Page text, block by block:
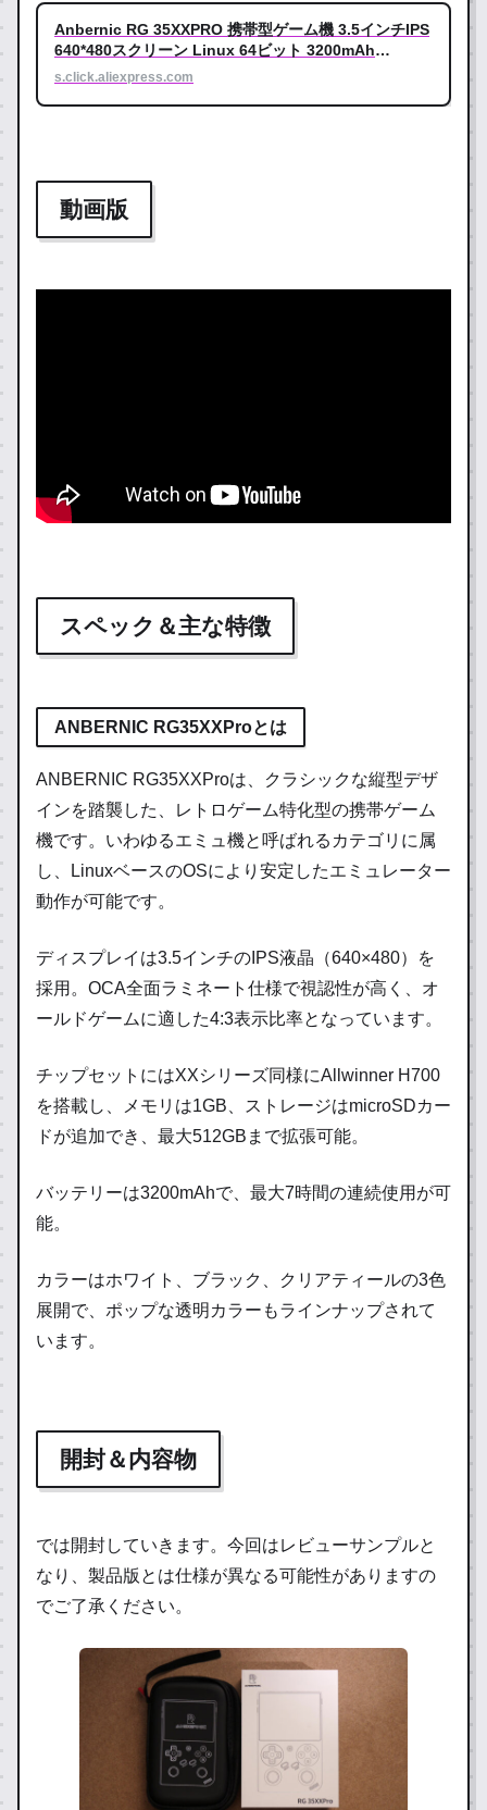
Anbernic RG 35XXPRO 携帯型ゲーム機 3.5インチIPS
640*480スクリーン Linux 64ビット 3200mAh
RG35XX Pro WIFI レトロゲームプレーヤー
s.click.aliexpress.com
動画版
スペック＆主な特徴
ANBERNIC RG35XXProとは
ANBERNIC RG35XXProは、クラシックな縦型デザ
インを踏襲した、レトロゲーム特化型の携帯ゲーム
機です。いわゆるエミュ機と呼ばれるカテゴリに属
し、LinuxベースのOSにより安定したエミュレーター
動作が可能です。
ディスプレイは3.5インチのIPS液晶（640×480）を
採用。OCA全面ラミネート仕様で視認性が高く、オ
ールドゲームに適した4:3表示比率となっています。
チップセットにはXXシリーズ同様にAllwinner H700
を搭載し、メモリは1GB、ストレージはmicroSDカー
ドが追加でき、最大512GBまで拡張可能。
バッテリーは3200mAhで、最大7時間の連続使用が可
能。
カラーはホワイト、ブラック、クリアティールの3色
展開で、ポップな透明カラーもラインナップされて
います。
開封＆内容物
では開封していきます。今回はレビューサンプルと
なり、製品版とは仕様が異なる可能性がありますの
でご了承ください。